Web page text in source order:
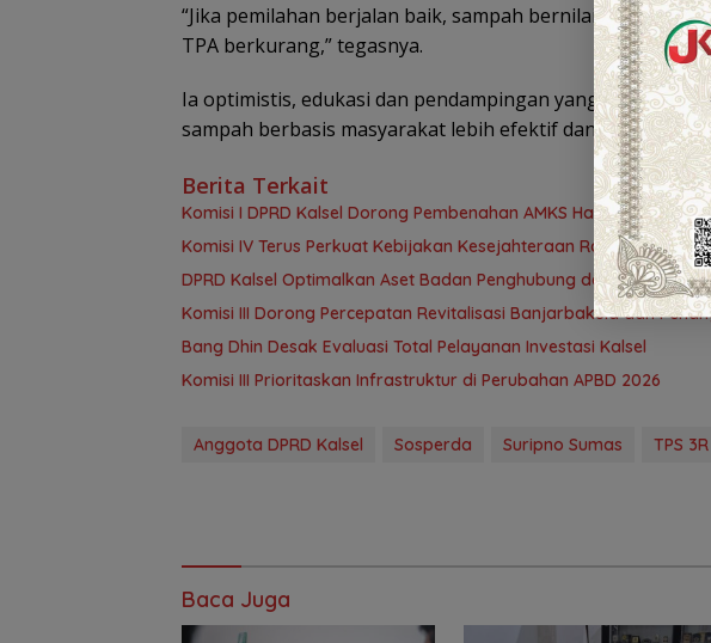
“Jika pemilahan berjalan baik, sampah bernilai ekonomi
TPA berkurang,” tegasnya.
Ia optimistis, edukasi dan pendampingan yang konsisten
sampah berbasis masyarakat lebih efektif dan bernilai
Berita Terkait
Komisi I DPRD Kalsel Dorong Pembenahan AMKS Hasanuddin
Komisi IV Terus Perkuat Kebijakan Kesejahteraan Rakyat
‎DPRD Kalsel Optimalkan Aset Badan Penghubung demi PAD
‎Komisi III Dorong Percepatan Revitalisasi Banjarbakula dan
‎Bang Dhin Desak Evaluasi Total Pelayanan Investasi Kalsel
‎Komisi III Prioritaskan Infrastruktur di Perubahan APBD 2026
Anggota DPRD Kalsel Sosperda Suripno Sumas TPS 3R
Baca Juga